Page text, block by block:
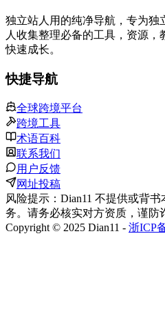
独立站人用的纯净导航，专为独
人收集整理必备的工具，资源，
快速成长。
快捷导航
全球跨境平台
跨境工具
术语百科
联系我们
用户反馈
网址投稿
风险提示：Dian11 不提供或背
务。请务必核实对方资质，谨防
Copyright © 2025 Dian11 - 浙ICP